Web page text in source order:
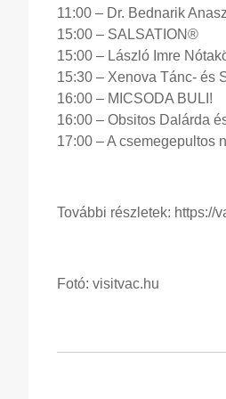
11:00 – Dr. Bednarik
15:00 – SALSATION®
15:00 – László Imre
15:30 – Xenova Tánc- és
16:00 – MICSODA BULI!
16:00 – Obsitos Dalárda
17:00 – A csemegepultos
További részletek: https://
Fotó: visitvac.hu